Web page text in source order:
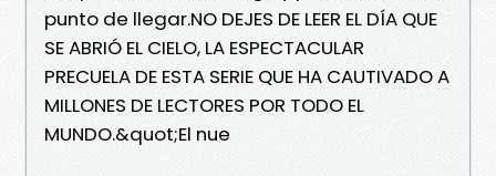
punto de llegar.NO DEJES DE LEER EL DÍA QUE
SE ABRIÓ EL CIELO, LA ESPECTACULAR
PRECUELA DE ESTA SERIE QUE HA CAUTIVADO A
MILLONES DE LECTORES POR TODO EL
MUNDO.&quot;El nue